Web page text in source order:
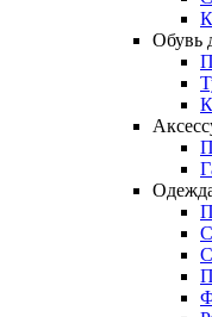
Обувь